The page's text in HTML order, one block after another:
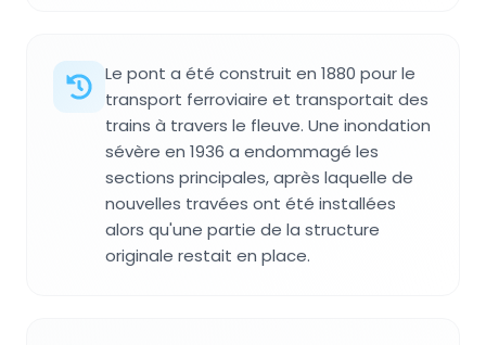
Le pont a été construit en 1880 pour le
transport ferroviaire et transportait des
trains à travers le fleuve. Une inondation
sévère en 1936 a endommagé les
sections principales, après laquelle de
nouvelles travées ont été installées
alors qu'une partie de la structure
originale restait en place.